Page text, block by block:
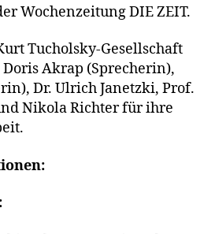
Wochenzeitung DIE ZEIT.
Tucholsky-Gesellschaft
Akrap (Sprecherin),
Dr. Ulrich Janetzki, Prof.
Nikola Richter für ihre